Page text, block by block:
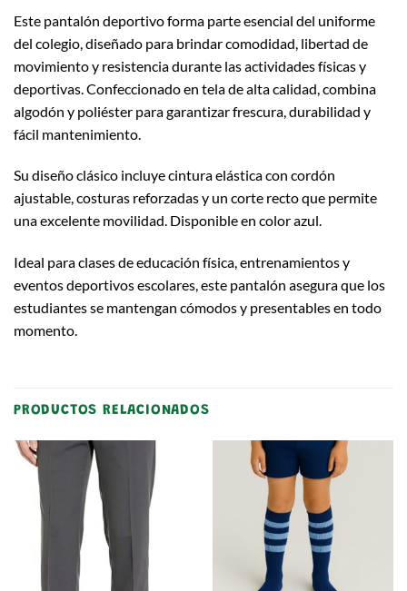
Este pantalón deportivo forma parte esencial del uniforme
del colegio, diseñado para brindar comodidad, libertad de
movimiento y resistencia durante las actividades físicas y
deportivas. Confeccionado en tela de alta calidad, combina
algodón y poliéster para garantizar frescura, durabilidad y
fácil mantenimiento.
Su diseño clásico incluye cintura elástica con cordón
ajustable, costuras reforzadas y un corte recto que permite
una excelente movilidad. Disponible en color azul.
Ideal para clases de educación física, entrenamientos y
eventos deportivos escolares, este pantalón asegura que los
estudiantes se mantengan cómodos y presentables en todo
momento.
PRODUCTOS RELACIONADOS